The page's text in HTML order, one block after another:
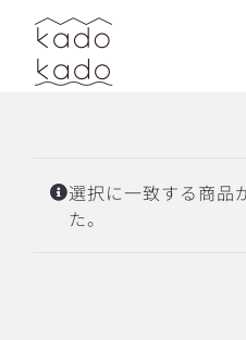
Skip
content
選択に一致する商品
た。